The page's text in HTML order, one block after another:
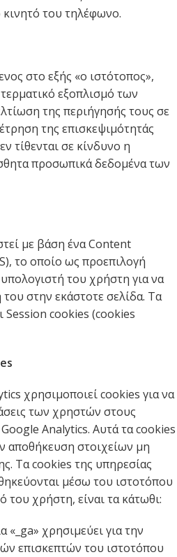
κινητό του τηλέφωνο.
στο εξής «ο ιστότοπος»,
εξοπλισμό των
της περιήγησής τους σε
της επισκεψιμότητάς
τίθενται σε κίνδυνο η
προσωπικά δεδομένα των
με βάση ένα Content
το οποίο ως προεπιλογή
του χρήστη για να
στην εκάστοτε σελίδα. Τα
Session cookies (cookies
χρησιμοποιεί cookies για να
των χρηστών στους
Analytics. Αυτά τα cookies
αποθήκευση στοιχείων μη
Τα cookies της υπηρεσίας
μέσω του ιστοτόπου
του χρήστη, είναι τα κάτωθι:
χρησιμεύει για την
επισκεπτών του ιστοτόπου